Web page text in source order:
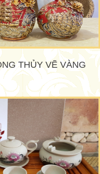
THỦY VẼ VÀNG